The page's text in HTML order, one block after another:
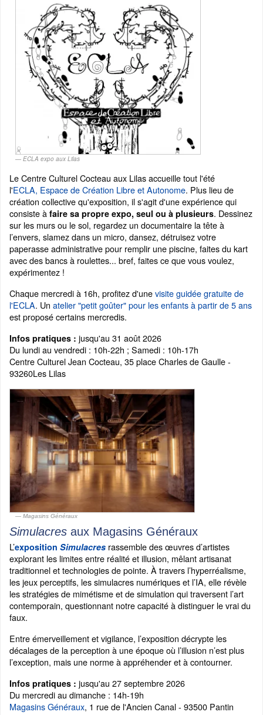
ECLA expo aux Lilas
Le Centre Culturel Cocteau aux Lilas accueille tout l'été
l'ECLA, Espace de Création Libre et Autonome. Plus lieu de
création collective qu'exposition, il s'agit d'une expérience qui
consiste à faire sa propre expo, seul ou à plusieurs. Dessinez
sur les murs ou le sol, regardez un documentaire la tête à
l’envers, slamez dans un micro, dansez, détruisez votre
paperasse administrative pour remplir une piscine, faites du kart
avec des bancs à roulettes... bref, faites ce que vous voulez,
expérimentez !
Chaque mercredi à 16h, profitez d'unevisite guidée gratuite de
l'ECLA. Un atelier "petit goûter" pour les enfants à partir de 5 ans
est proposé certains mercredis.
Infos pratiques : jusqu'au 31 août 2026
Du lundi au vendredi : 10h-22h ; Samedi : 10h-17h
Centre Culturel Jean Cocteau, 35 place Charles de Gaulle -
93260Les Lilas
Magasins Généraux
Simulacres aux Magasins Généraux
L’exposition Simulacres rassemble des œuvres d’artistes
explorant les limites entre réalité et illusion, mêlant artisanat
traditionnel et technologies de pointe. À travers l’hyperréalisme,
les jeux perceptifs, les simulacres numériques et l’IA, elle révèle
les stratégies de mimétisme et de simulation qui traversent l’art
contemporain, questionnant notre capacité à distinguer le vrai du
faux.
Entre émerveillement et vigilance, l’exposition décrypte les
décalages de la perception à une époque où l’illusion n’est plus
l’exception, mais une norme à appréhender et à contourner.
Infos pratiques : jusqu'au 27 septembre 2026
Du mercredi au dimanche : 14h-19h
Magasins Généraux, 1 rue de l'Ancien Canal - 93500 Pantin